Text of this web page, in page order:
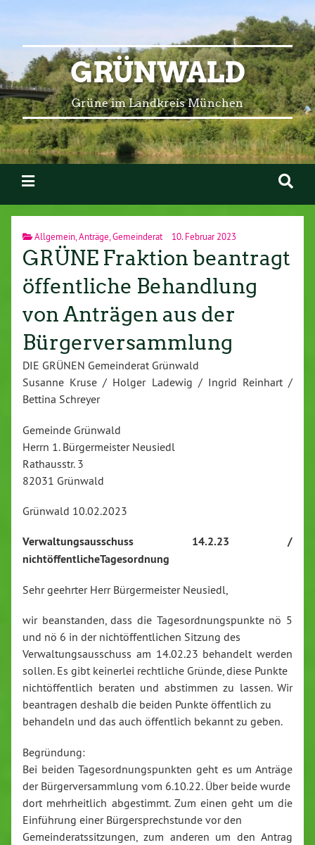
GRÜNWALD
Grüne im Landkreis München
Allgemein,Anträge,Gemeinderat 10. Februar 2023
GRÜNE Fraktion beantragt
öffentliche Behandlung
von Anträgen aus der
Bürgerversammlung
DIE GRÜNEN Gemeinderat Grünwald
Susanne Kruse / Holger Ladewig / Ingrid Reinhart /
Bettina Schreyer
Gemeinde Grünwald
Herrn 1. Bürgermeister Neusiedl
Rathausstr. 3
82031 Grünwald
Grünwald 10.02.2023
Verwaltungsausschuss 14.2.23 /
nichtöffentlicheTagesordnung
Sehr geehrter Herr Bürgermeister Neusiedl,
wir beanstanden, dass die Tagesordnungspunkte nö 5
und nö 6 in der nichtöffentlichen Sitzung des
Verwaltungsausschuss am 14.02.23 behandelt werden
sollen. Es gibt keinerlei rechtliche Gründe, diese Punkte
nichtöffentlich beraten und abstimmen zu lassen. Wir
beantragen deshalb die beiden Punkte öffentlich zu
behandeln und das auch öffentlich bekannt zu geben.
Begründung:
Bei beiden Tagesordnungspunkten geht es um Anträge
der Bürgerversammlung vom 6.10.22. Über beide wurde
dort mehrheitlich abgestimmt. Zum einen geht um die
Einführung einer Bürgersprechstunde vor den
Gemeinderatssitzungen, zum anderen um den Antrag